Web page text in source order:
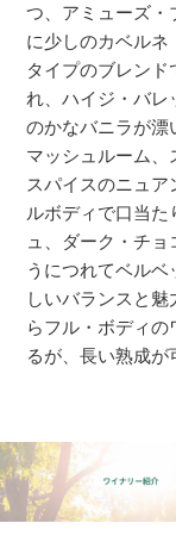
つ、アミューズ・
に少しのカベルネ
タイプのブレンド
れ、ハイジ・バレ
のかなバニラが漂
マッシュルーム
スパイスのニュ
ルボディで口当
ュ、ダーク・チ
うにつれてベル
しいバランスと
らフル・ボディの
るが、長い熟成が